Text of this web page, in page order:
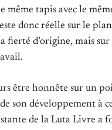
même tapis avec le
donc réelle sur le
fierté d’origine, mais
être honnête sur un
son développement à
de la Luta Livre a